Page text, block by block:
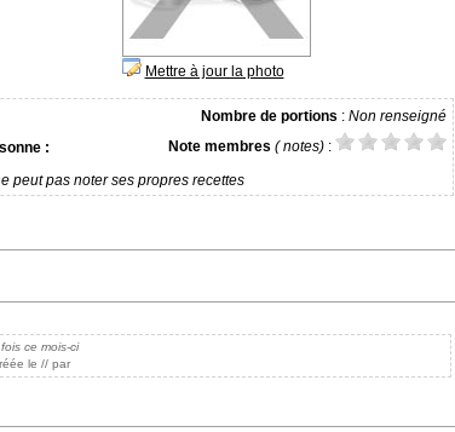
Mettre à jour la photo
Nombre de portions : Non renseigné
:
Note membres ( notes):
peut pas noter ses propres recettes
ce mois-ci
le // par